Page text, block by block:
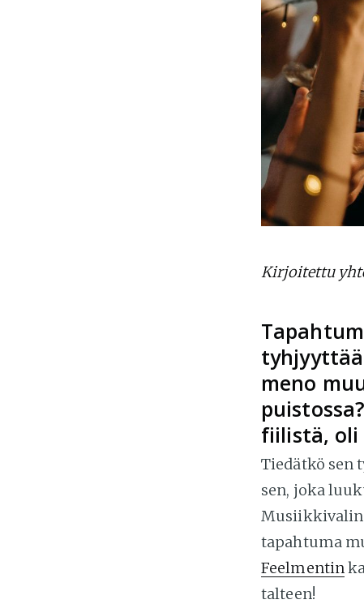
Kirjoitettu
meno
fiilistä, oli
Tiedätkö sen
sen, joka
tapahtuma
Feelmentin
talteen!